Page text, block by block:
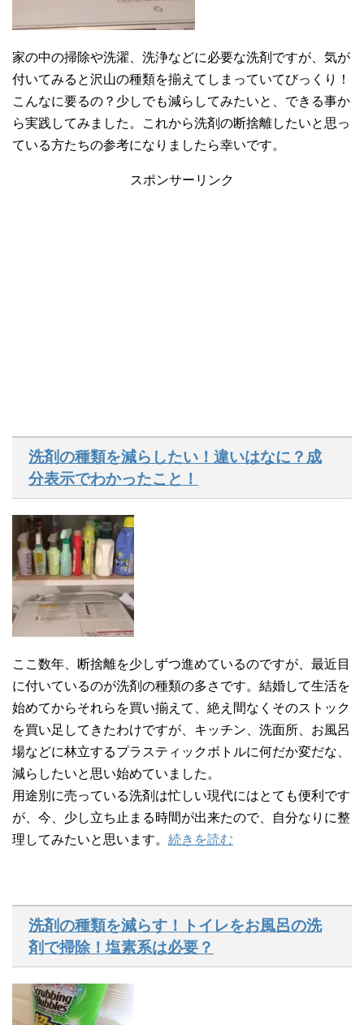
家の中の掃除や洗濯、洗浄などに必要な洗剤ですが、気が
付いてみると沢山の種類を揃えてしまっていてびっくり！
こんなに要るの？少しでも減らしてみたいと、できる事か
ら実践してみました。これから洗剤の断捨離したいと思っ
ている方たちの参考になりましたら幸いです。
スポンサーリンク
洗剤の種類を減らしたい！違いはなに？成
分表示でわかったこと！
ここ数年、断捨離を少しずつ進めているのですが、最近目
に付いているのが洗剤の種類の多さです。結婚して生活を
始めてからそれらを買い揃えて、絶え間なくそのストック
を買い足してきたわけですが、キッチン、洗面所、お風呂
場などに林立するプラスティックボトルに何だか変だな、
減らしたいと思い始めていました。
用途別に売っている洗剤は忙しい現代にはとても便利です
が、今、少し立ち止まる時間が出来たので、自分なりに整
理してみたいと思います。 続きを読む
洗剤の種類を減らす！トイレをお風呂の洗
剤で掃除！塩素系は必要？